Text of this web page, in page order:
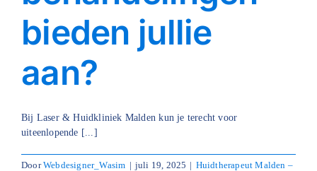
bieden jullie
aan?
Bij Laser & Huidkliniek Malden kun je terecht voor
uiteenlopende [...]
DoorWebdesigner_Wasim | juli 19, 2025 | Huidtherapeut Malden –